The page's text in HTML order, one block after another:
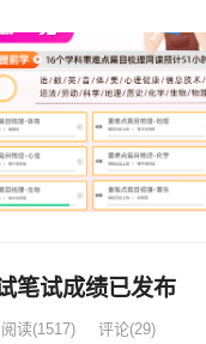
笔试成绩已发布
阅读(1517) 评论(29)